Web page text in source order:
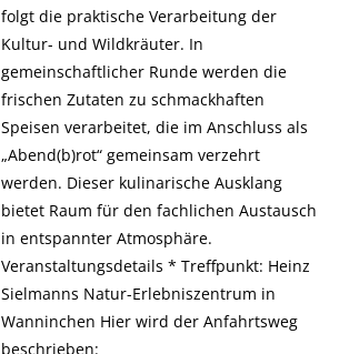
folgt die praktische Verarbeitung der
Kultur- und Wildkräuter. In
gemeinschaftlicher Runde werden die
frischen Zutaten zu schmackhaften
Speisen verarbeitet, die im Anschluss als
„Abend(b)rot“ gemeinsam verzehrt
werden. Dieser kulinarische Ausklang
bietet Raum für den fachlichen Austausch
in entspannter Atmosphäre.
Veranstaltungsdetails * Treffpunkt: Heinz
Sielmanns Natur-Erlebniszentrum in
Wanninchen ​Hier wird der Anfahrtsweg
beschrieben: